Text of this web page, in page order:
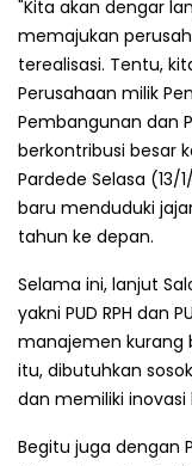
"Kita akan dengar
memajukan
terealisasi. Tentu,
Perusahaan milik
Pembangunan dan
berkontribusi besar
Pardede Selasa (13/
baru menduduki
tahun ke depan.
Selama ini, lanjut
yakni PUD RPH dan
manajemen kurang
itu, dibutuhkan
dan memiliki inovasi
Begitu juga dengan